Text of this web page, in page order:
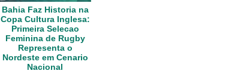
Bahia Faz Historia na
Copa Cultura Inglesa:
Primeira Selecao
Feminina de Rugby
Representa o
Nordeste em Cenario
Nacional